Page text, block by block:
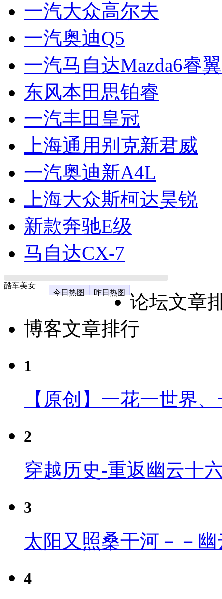
一汽大众高尔夫
一汽奥迪Q5
一汽马自达Mazda6睿翼
东风本田思铂睿
一汽丰田皇冠
上海通用别克新君威
一汽奥迪新A4L
上海大众斯柯达昊锐
新款奔驰E级
马自达CX-7
酷车美女
今日热图
昨日热图
论坛文章
博客文章排行
1
【原创】一花一世界
2
穿越历史-重返幽云十
3
太阳又照桑干河－－
4